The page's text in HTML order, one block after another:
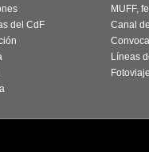
del CdF
MUFF,
Canal
Líneas